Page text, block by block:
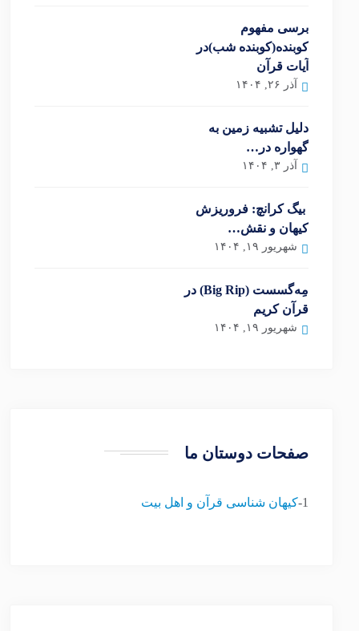
برسی مفهوم
کوبنده(کوبنده شب)در
آیات قرآن
آذر ۲۶, ۱۴۰۴
دلیل تشبیه زمین به
گهواره در…
آذر ۳, ۱۴۰۴
بیگ کرانچ: فروریزش
کیهان و نقش…
شهریور ۱۹, ۱۴۰۴
مِه‌گسست (Big Rip) در
قرآن کریم
شهریور ۱۹, ۱۴۰۴
صفحات دوستان ما
1- کیهان شناسی قرآن و اهل بیت